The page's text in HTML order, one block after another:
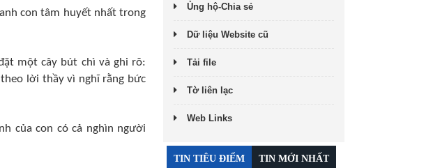
con tâm huyết nhất trong
một cây bút chì và ghi rõ:
lời thầy vì nghĩ rằng bức
của con có cả nghìn người
Ủng hộ-Chia sẻ
Dữ liệu Website cũ
Tải file
Tờ liên lạc
Web Links
TIN TIÊU ĐIỂM TIN MỚI NHẤT